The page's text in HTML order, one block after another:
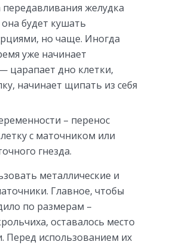
желудка
будет кушать
но чаще. Иногда
уже начинает
царапает дно клетки,
начинает щипать из себя
– перенос
с маточником или
гнезда.
металлические и
Главное, чтобы
по размерам –
оставалось место
Перед использованием их